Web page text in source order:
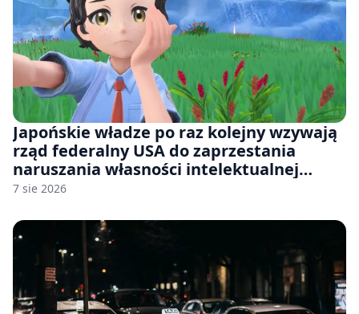
Japońskie władze po raz kolejny wzywają
rząd federalny USA do zaprzestania
naruszania własności intelektualnej
japońskich gier i anime
7 sie 2026